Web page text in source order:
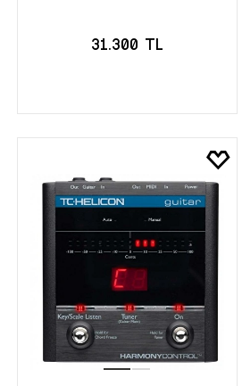
31.300 TL
SEPETE EKLE